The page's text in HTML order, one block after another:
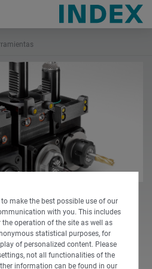
make the best possible use of our
with you. This includes
operation of the site as well as
statistical purposes, for
of personalized content. Please
not all functionalities of the
information can be found in our
del